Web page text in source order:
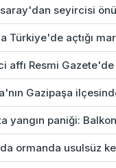
seyircisi
Türkiye'de açtığı
affı Resmi Gazete'de
Gazipaşa
yangın paniği:
ormanda usulsüz